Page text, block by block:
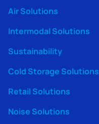
Air Solutions
Intermodal Solutions
Sustainability
Cold Storage Solutions
Retail Solutions
Noise Solutions